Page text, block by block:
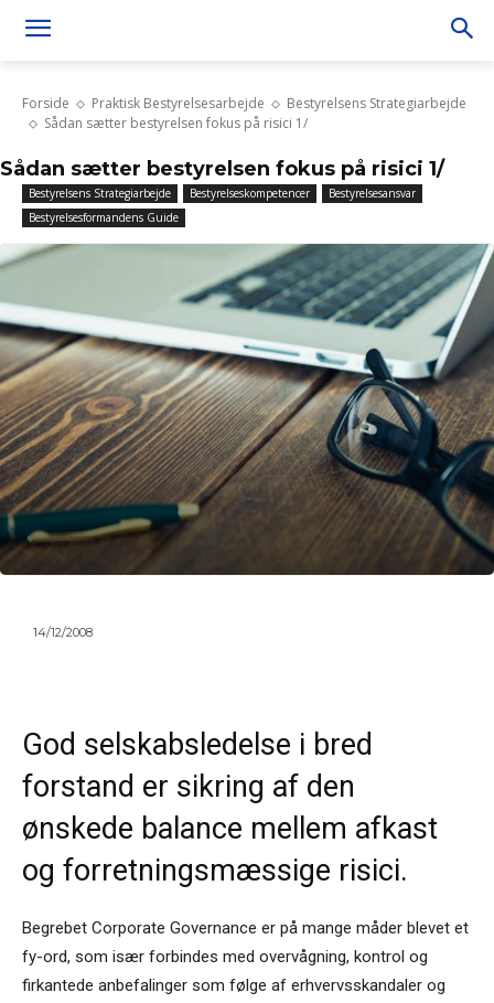
Forside Praktisk Bestyrelsesarbejde
Bestyrelsens Strategiarbejde
Sådan sætter bestyrelsen fokus på risici 1/
Sådan sætter bestyrelsen fokus på risici 1/
Bestyrelsens Strategiarbejde Bestyrelseskompetencer
Bestyrelsesansvar
Bestyrelsesformandens Guide
14/12/2008
God selskabsledelse i bred
forstand er sikring af den
ønskede balance mellem afkast
og forretningsmæssige risici.
Begrebet Corporate Governance er på mange måder blevet et
fy-ord, som især forbindes med overvågning, kontrol og
firkantede anbefalinger som følge af erhvervsskandaler og